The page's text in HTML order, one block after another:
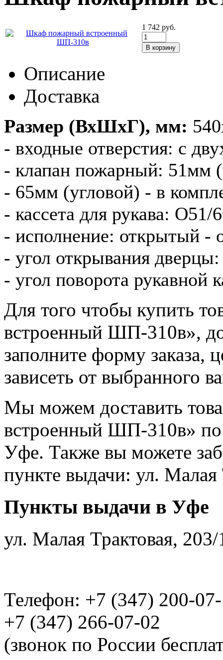
1 742 руб.
Описание
Доставка
Размер (ВхШхГ), мм:
- входные отверстия: с
- клапан пожарный: 51мм
- 65мм (угловой) - в
- кассета для рукава:
- исполнение: открытый -
- угол открывания
- угол поворота рукавной
Для того чтобы купить
встроенный ШП-310в»,
заполните форму заказа,
зависеть от выбранного
Мы можем доставить
встроенный ШП-310в» по
Уфе. Также вы можете
пункте выдачи: ул. Малая
Пункты выдачи в Уфе
ул. Малая Трактовая, 203/
Телефон: +7 (347) 200-
+7 (347) 266-07-02
(звонок по России